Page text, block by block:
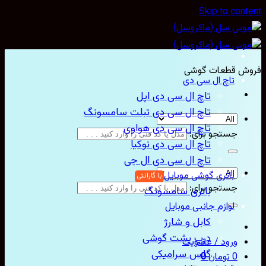
Skip to
قطعات گوشی
جستجو برای:
جستجو برای:
ورود / عضویت
تومان0
تاچ ال سی دی
تاچ ال سی دی اپل
تاچ ال سی دی تبلت سامسونگ
تاچ ال سی دی هواوی
تاچ ال سی دی نوکیا
تاچ ال سی دی ال جی
باتری گوشی موبایل
باتری سامسونگ
لوازم جانبی موبایل
کابل و شارژ
درب پشت گوشی
گلس سرامیکی